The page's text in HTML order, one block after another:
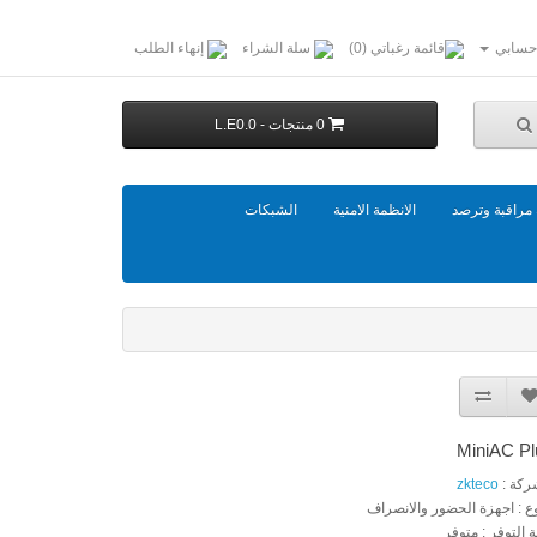
حسابي قائمة رغباتي (0) سلة الشراء إنهاء الطلب
0 منتجات - L.E0.0
مراقبة وترصد الانظمة الامنية الشبكات
MiniAC
:
zkteco
: اجهزة الحضور والانصراف
التوفر : متوفر